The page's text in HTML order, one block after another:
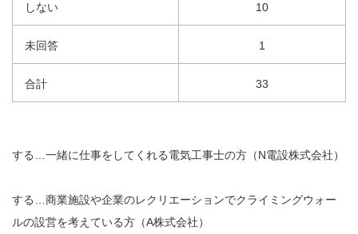
しない 10
未回答 1
合計 33
する…一緒に仕事をしてくれる電気工事士の方（N電設株式会社）
する…商業施設や企業のレクリエーションでクライミングウォー
ルの設営を考えている方（A株式会社）